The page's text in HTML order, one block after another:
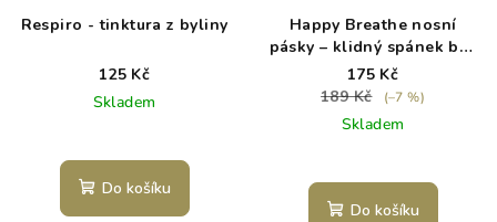
Respiro - tinktura z byliny
125 Kč
Skladem
Do košíku
Happy Breathe nosní
pásky – klidný spánek bez
chrápání
175 Kč
189 Kč
(–7 %)
Skladem
Do košíku